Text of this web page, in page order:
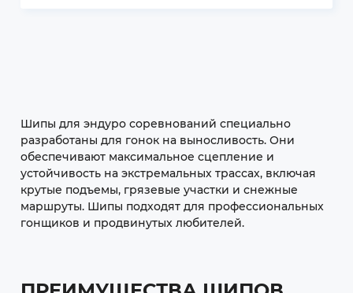
Шипы для эндуро соревнований специально
разработаны для гонок на выносливость. Они
обеспечивают максимальное сцепление и
устойчивость на экстремальных трассах, включая
крутые подъемы, грязевые участки и снежные
маршруты. Шипы подходят для профессиональных
гонщиков и продвинутых любителей.